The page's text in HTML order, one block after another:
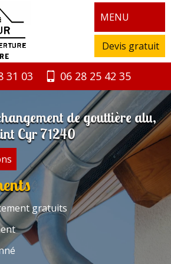
MENU
Devis gratuit
31 03 06 28 25 42 35
de gouttière alu,
Cyr 71240
gratuits